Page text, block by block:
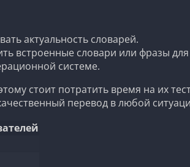
актуальность словарей.
встроенные словари или фразы
системе.
стоит потратить время на их
перевод в любой